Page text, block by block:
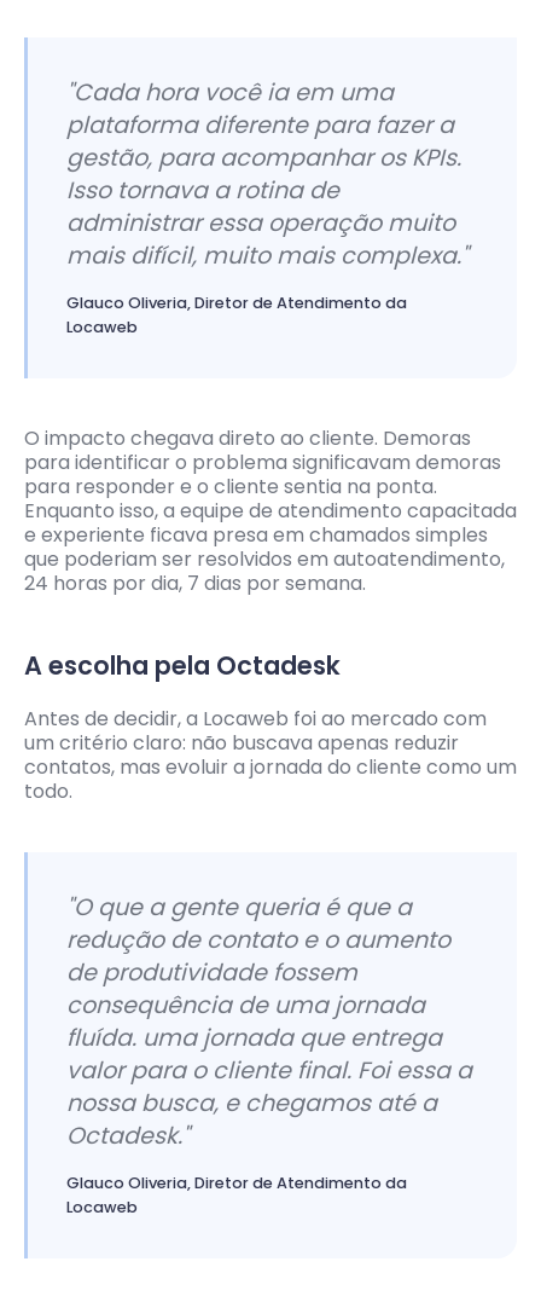
"Cada hora você ia em uma
plataforma diferente para fazer a
gestão, para acompanhar os KPIs.
Isso tornava a rotina de
administrar essa operação muito
mais difícil, muito mais complexa."
Glauco Oliveria, Diretor de Atendimento da
Locaweb
O impacto chegava direto ao cliente. Demoras
para identificar o problema significavam demoras
para responder e o cliente sentia na ponta.
Enquanto isso, a equipe de atendimento capacitada
e experiente ficava presa em chamados simples
que poderiam ser resolvidos em autoatendimento,
24 horas por dia, 7 dias por semana.
A escolha pela Octadesk
Antes de decidir, a Locaweb foi ao mercado com
um critério claro: não buscava apenas reduzir
contatos, mas evoluir a jornada do cliente como um
todo.
"O que a gente queria é que a
redução de contato e o aumento
de produtividade fossem
consequência de uma jornada
fluída. uma jornada que entrega
valor para o cliente final. Foi essa a
nossa busca, e chegamos até a
Octadesk."
Glauco Oliveria, Diretor de Atendimento da
Locaweb